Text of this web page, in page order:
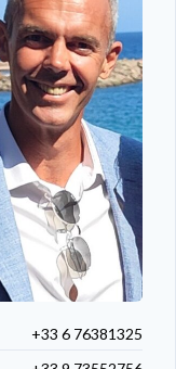
+33 6 76381325